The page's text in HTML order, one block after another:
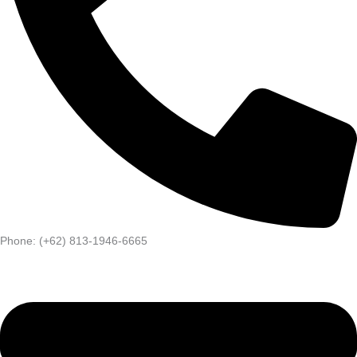
Phone: (+62) 813-1946-6665